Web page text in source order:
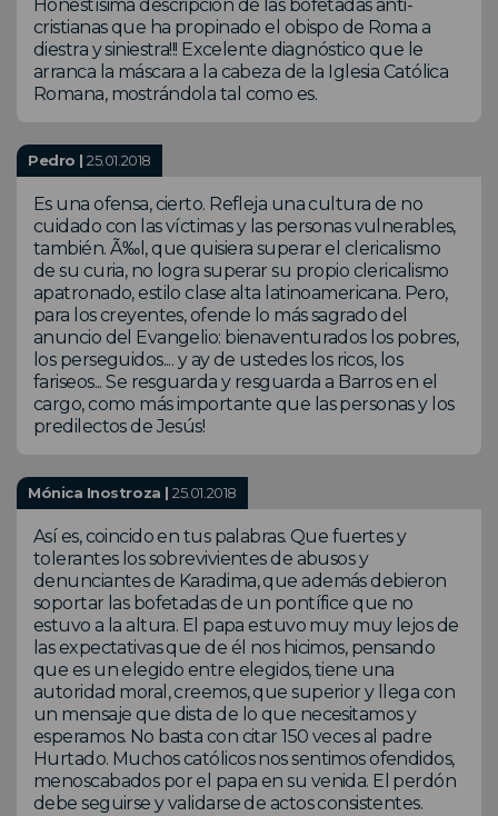
Honestísima descripción de las bofetadas anti-
cristianas que ha propinado el obispo de Roma a
diestra y siniestra!!! Excelente diagnóstico que le
arranca la máscara a la cabeza de la Iglesia Católica
Romana, mostrándola tal como es.
Pedro |25.01.2018
Es una ofensa, cierto. Refleja una cultura de no
cuidado con las víctimas y las personas vulnerables,
también. Ã‰l, que quisiera superar el clericalismo
de su curia, no logra superar su propio clericalismo
apatronado, estilo clase alta latinoamericana. Pero,
para los creyentes, ofende lo más sagrado del
anuncio del Evangelio: bienaventurados los pobres,
los perseguidos.... y ay de ustedes los ricos, los
fariseos... Se resguarda y resguarda a Barros en el
cargo, como más importante que las personas y los
predilectos de Jesús!
Mónica Inostroza |25.01.2018
Así es, coincido en tus palabras. Que fuertes y
tolerantes los sobrevivientes de abusos y
denunciantes de Karadima, que además debieron
soportar las bofetadas de un pontífice que no
estuvo a la altura. El papa estuvo muy muy lejos de
las expectativas que de él nos hicimos, pensando
que es un elegido entre elegidos, tiene una
autoridad moral, creemos, que superior y llega con
un mensaje que dista de lo que necesitamos y
esperamos. No basta con citar 150 veces al padre
Hurtado. Muchos católicos nos sentimos ofendidos,
menoscabados por el papa en su venida. El perdón
debe seguirse y validarse de actos consistentes.